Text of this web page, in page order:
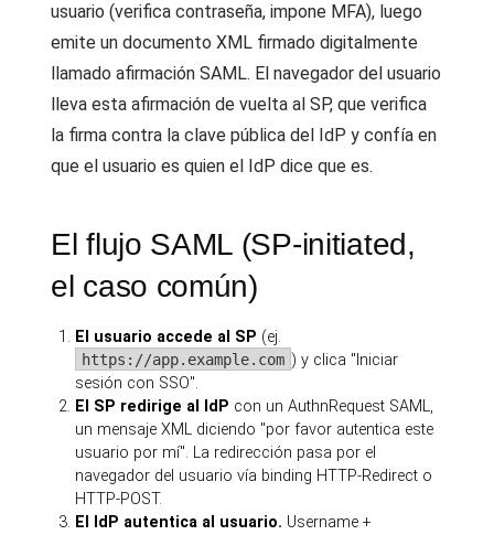
usuario (verifica contraseña, impone MFA), luego
emite un documento XML firmado digitalmente
llamado afirmación SAML. El navegador del usuario
lleva esta afirmación de vuelta al SP, que verifica
la firma contra la clave pública del IdP y confía en
que el usuario es quien el IdP dice que es.
El flujo SAML (SP-initiated,
el caso común)
El usuario accede al SP (ej.
https://app.example.com ) y clica "Iniciar
sesión con SSO".
El SP redirige al IdP con un AuthnRequest SAML,
un mensaje XML diciendo "por favor autentica este
usuario por mí". La redirección pasa por el
navegador del usuario vía binding HTTP-Redirect o
HTTP-POST.
El IdP autentica al usuario. Username +